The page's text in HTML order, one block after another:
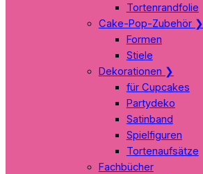
Tortenrandfolie
Cake-Pop-Zubehör ❯
Formen
Stiele
Dekorationen ❯
für Cupcakes
Partydeko
Satinband
Spielfiguren
Tortenaufsätze
Fachbücher